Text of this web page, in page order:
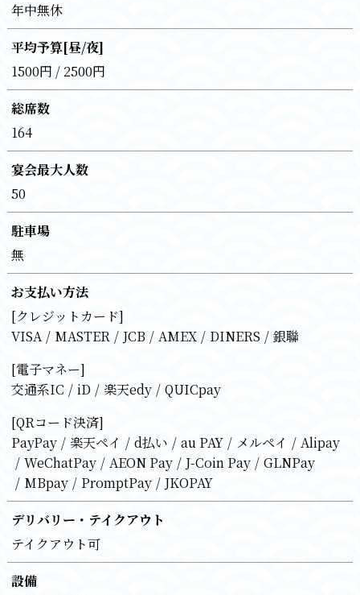
年中無休
平均予算[昼/夜]
1500円 / 2500円
総席数
164
宴会最大人数
50
駐車場
無
お支払い方法
[クレジットカード]
VISA
MASTER JCB AMEX DINERS
銀聯
[電子マネー]
交通系IC
iD 楽天edy
QUICpay
[QRコード決済]
PayPay
楽天ペイ d払い au PAY メルペイ
Alipay
WeChatPay
AEON Pay J-Coin Pay
GLNPay
MBpay
PromptPay
JKOPAY
デリバリー・テイクアウト
テイクアウト可
設備